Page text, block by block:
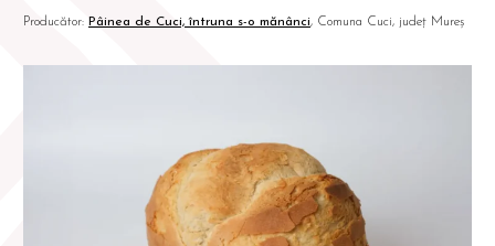
Producător: Pâinea de Cuci, întruna s-o mănânci, Comuna Cuci, județ Mureș